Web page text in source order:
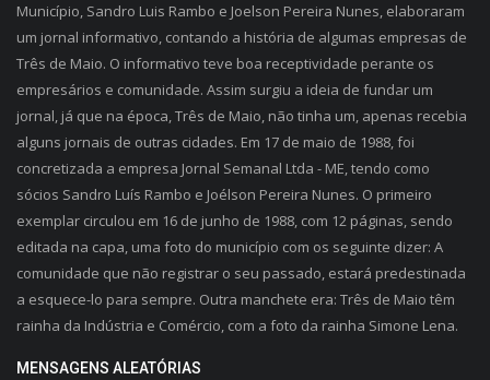
Município, Sandro Luis Rambo e Joelson Pereira Nunes, elaboraram
um jornal informativo, contando a história de algumas empresas de
Três de Maio. O informativo teve boa receptividade perante os
empresários e comunidade. Assim surgiu a ideia de fundar um
jornal, já que na época, Três de Maio, não tinha um, apenas recebia
alguns jornais de outras cidades. Em 17 de maio de 1988, foi
concretizada a empresa Jornal Semanal Ltda - ME, tendo como
sócios Sandro Luís Rambo e Joélson Pereira Nunes. O primeiro
exemplar circulou em 16 de junho de 1988, com 12 páginas, sendo
editada na capa, uma foto do município com os seguinte dizer: A
comunidade que não registrar o seu passado, estará predestinada
a esquece-lo para sempre. Outra manchete era: Três de Maio têm
rainha da Indústria e Comércio, com a foto da rainha Simone Lena.
MENSAGENS ALEATÓRIAS